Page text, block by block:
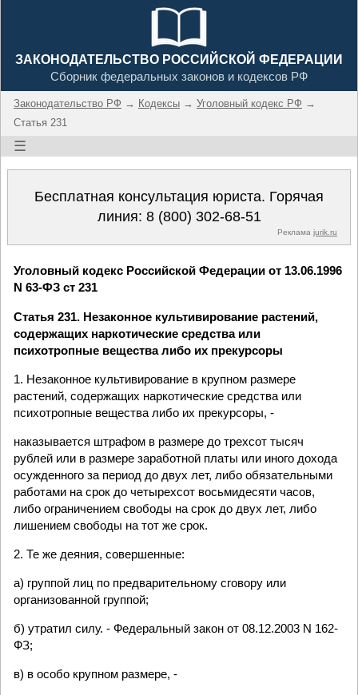
ЗАКОНОДАТЕЛЬСТВО РОССИЙСКОЙ ФЕДЕРАЦИИ
Сборник федеральных законов и кодексов РФ
Законодательство РФ → Кодексы → Уголовный кодекс РФ →
Статья 231
☰
Бесплатная консультация юриста. Горячая
линия: 8 (800) 302-68-51
Реклама jurik.ru
Уголовный кодекс Российской Федерации от 13.06.1996
N 63-ФЗ ст 231
Статья 231. Незаконное культивирование растений,
содержащих наркотические средства или
психотропные вещества либо их прекурсоры
1. Незаконное культивирование в крупном размере
растений, содержащих наркотические средства или
психотропные вещества либо их прекурсоры, -
наказывается штрафом в размере до трехсот тысяч
рублей или в размере заработной платы или иного дохода
осужденного за период до двух лет, либо обязательными
работами на срок до четырехсот восьмидесяти часов,
либо ограничением свободы на срок до двух лет, либо
лишением свободы на тот же срок.
2. Те же деяния, совершенные:
а) группой лиц по предварительному сговору или
организованной группой;
б) утратил силу. - Федеральный закон от 08.12.2003 N 162-
ФЗ;
в) в особо крупном размере, -